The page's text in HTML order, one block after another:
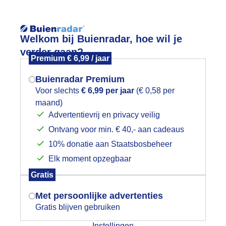
Welkom bij Buienradar, hoe wil je
verder gaan?
Premium € 6,99 / jaar
Buienradar Premium
Voor slechts € 6,99 per jaar (€ 0,58 per
maand)
Advertentievrij en privacy veilig
Ontvang voor min. € 40,- aan cadeaus
10% donatie aan Staatsbosbeheer
Elk moment opzegbaar
Gratis
Met persoonlijke advertenties
Gratis blijven gebruiken
Lees meer.
Foto en video Weerzine
Zoeken in
trots op de
Mogen we je locatie gebruiken voor
het weer?
Indien je hier nog geen akkoord op hebt
gegeven, verschijnt er zo een pop-up uit
je browser waarin deze toestemming
gevraagd wordt.